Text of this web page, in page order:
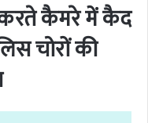
करते कैमरे में कैद
चोरों की